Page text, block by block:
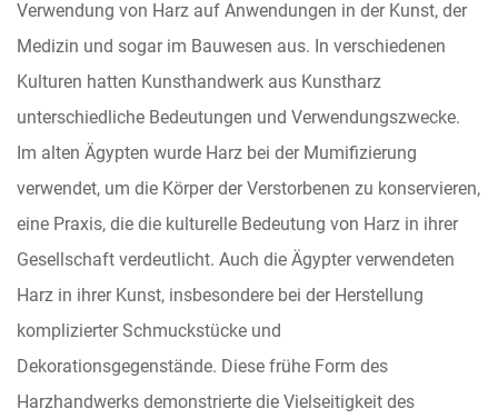
Verwendung von Harz auf Anwendungen in der Kunst, der
Medizin und sogar im Bauwesen aus. In verschiedenen
Kulturen hatten Kunsthandwerk aus Kunstharz
unterschiedliche Bedeutungen und Verwendungszwecke.
Im alten Ägypten wurde Harz bei der Mumifizierung
verwendet, um die Körper der Verstorbenen zu konservieren,
eine Praxis, die die kulturelle Bedeutung von Harz in ihrer
Gesellschaft verdeutlicht. Auch die Ägypter verwendeten
Harz in ihrer Kunst, insbesondere bei der Herstellung
komplizierter Schmuckstücke und
Dekorationsgegenstände. Diese frühe Form des
Harzhandwerks demonstrierte die Vielseitigkeit des